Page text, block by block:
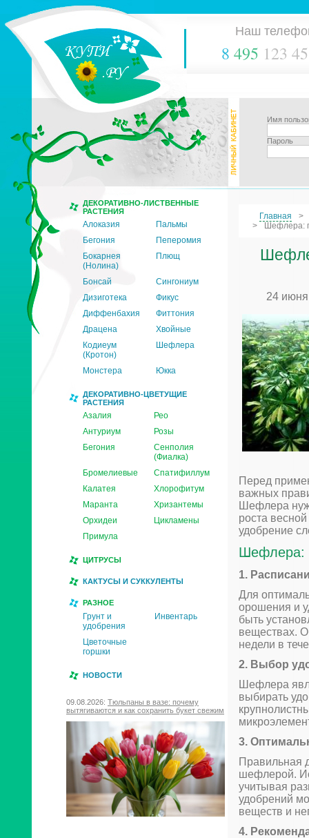
Наш
8 495 123
Имя
Пароль
ДЕКОРАТИВНО-ЛИСТВЕННЫЕ
РАСТЕНИЯ
Алоказия
Пальмы
Бегония
Пеперомия
Бокарнея
(Нолина)
Плющ
Бонсай
Сингониум
Дизиготека
Фикус
Диффенбахия
Фиттония
Драцена
Хвойные
Кодиеум
(Кротон)
Шефлера
Монстера Юкка
ДЕКОРАТИВНО-ЦВЕТУЩИЕ
РАСТЕНИЯ
Азалия
Рео
Антуриум
Розы
Бегония
Сенполия
(Фиалка)
Бромелиевые
Спатифиллум
Калатея
Хлорофитум
Маранта
Хризантемы
Орхидеи
Цикламены
Примула
ЦИТРУСЫ
КАКТУСЫ И СУККУЛЕНТЫ
РАЗНОЕ
Грунт и
удобрения
Инвентарь
Цветочные
горшки
НОВОСТИ
09.08.2026: Тюльпаны в вазе: почему
вытягиваются и как сохранить букет свежим
Главная
Шефлера:
24
Перед
важных
Шефлера
роста
удобрение
Шефлера:
1.
Для
орошения и
быть
веществах.
недели в
2. Выбор
Шефлера
выбирать
3.
Правильная
шефлерой.
учитывая
удобрений
веществ и
4.